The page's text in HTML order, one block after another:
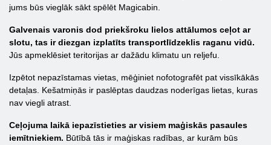
jums būs vieglāk sākt spēlēt Magicabin.
Galvenais varonis dod priekšroku lielos attālumos ceļot ar
slotu, tas ir diezgan izplatīts transportlīdzeklis raganu vidū.
Jūs apmeklēsiet teritorijas ar dažādu klimatu un reljefu.
Izpētot nepazīstamas vietas, mēģiniet nofotografēt pat vissīkākās
detaļas. Kešatmiņās ir paslēptas daudzas noderīgas lietas, kuras
nav viegli atrast.
Ceļojuma laikā iepazīstieties ar visiem maģiskās pasaules
iemītniekiem. Būtībā tās ir maģiskas radības, ar kurām būs